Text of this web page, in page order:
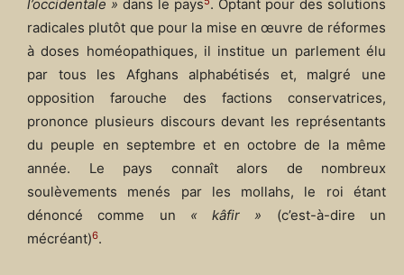
l’occidentale » dans le pays . Optant pour des solutions
radicales plutôt que pour la mise en œuvre de réformes
à doses homéopathiques, il institue un parlement élu
par tous les Afghans alphabétisés et, malgré une
opposition farouche des factions conservatrices,
prononce plusieurs discours devant les représentants
du peuple en septembre et en octobre de la même
année. Le pays connaît alors de nombreux
soulèvements menés par les mollahs, le roi étant
dénoncé comme un « kâfir » (c’est-à-dire un
mécréant)6.